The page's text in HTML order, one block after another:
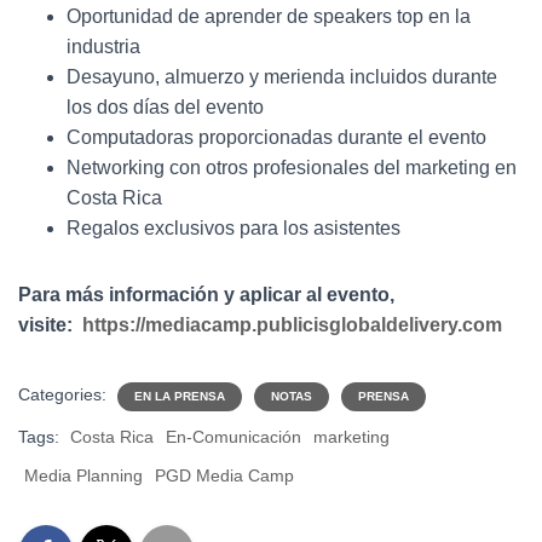
Oportunidad de aprender de speakers top en la
industria
Desayuno, almuerzo y merienda incluidos durante
los dos días del evento
Computadoras proporcionadas durante el evento
Networking con otros profesionales del marketing en
Costa Rica
Regalos exclusivos para los asistentes
Para más información y aplicar al evento,
visite:
https://mediacamp.publicisglobaldelivery.com
Categories: EN LA PRENSA NOTAS PRENSA
Tags: Costa Rica En-Comunicación
marketing
Media Planning
PGD Media Camp